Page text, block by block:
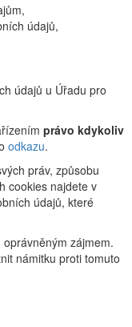
údajů,
údajů u Úřadu pro
právo kdykoliv
odkazu.
práv, způsobu
cookies najdete v
údajů, které
zájmem.
námitku proti tomuto